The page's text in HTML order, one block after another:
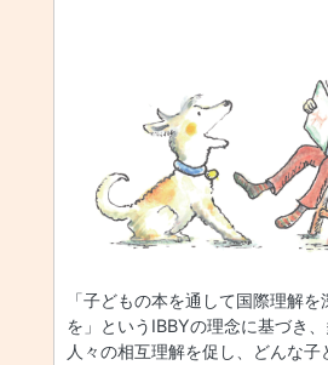
「子どもの本を通して国際理解
を」というIBBYの理念に基づき
人々の相互理解を促し、どんな子